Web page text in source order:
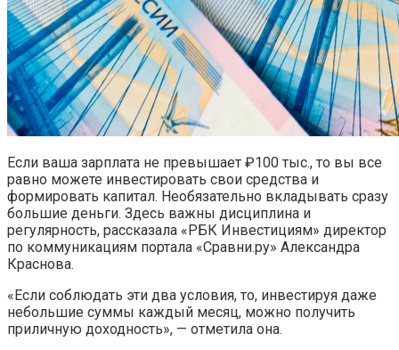
Если ваша зарплата не превышает ₽100 тыс., то вы все
равно можете инвестировать свои средства и
формировать капитал. Необязательно вкладывать сразу
большие деньги. Здесь важны дисциплина и
регулярность, рассказала «РБК Инвестициям» директор
по коммуникациям портала «Сравни.ру» Александра
Краснова.
«Если соблюдать эти два условия, то, инвестируя даже
небольшие суммы каждый месяц, можно получить
приличную доходность», — отметила она.